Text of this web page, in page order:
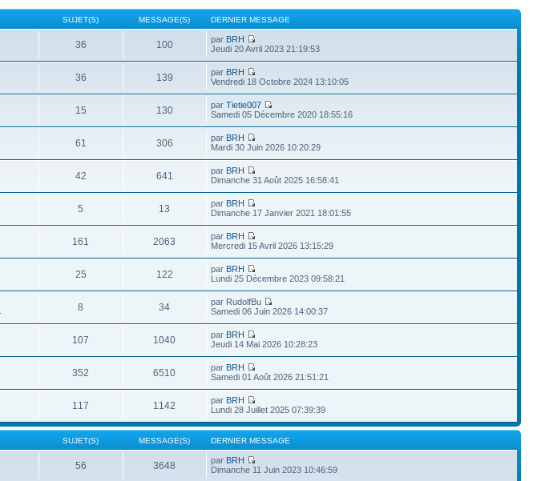
SUJET(S) MESSAGE(S) DERNIER MESSAGE
36 100 par BRH
Jeudi 20 Avril 2023 21:19:53
36 139 par BRH
Vendredi 18 Octobre 2024 13:10:05
15 130 parTietie007
Samedi 05 Décembre 2020 18:55:16
61 306 par BRH
Mardi 30 Juin 2026 10:20:29
42 641 par BRH
Dimanche 31 Août 2025 16:58:41
5 13 par BRH
Dimanche 17 Janvier 2021 18:01:55
161 2063 par BRH
Mercredi 15 Avril 2026 13:15:29
25 122 par BRH
Lundi 25 Décembre 2023 09:58:21
8 34
par RudolfBu
Samedi 06 Juin 2026 14:00:37
107 1040 par BRH
Jeudi 14 Mai 2026 10:28:23
352 6510 par BRH
Samedi 01 Août 2026 21:51:21
117 1142 par BRH
Lundi 28 Juillet 2025 07:39:39
SUJET(S) MESSAGE(S) DERNIER MESSAGE
56 3648 par BRH
Dimanche 11 Juin 2023 10:46:59